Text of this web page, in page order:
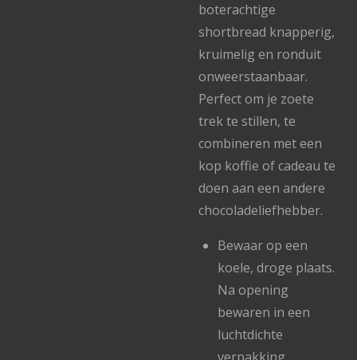
boterachtige
shortbread knapperig,
kruimelig en ronduit
onweerstaanbaar.
Perfect om je zoete
trek te stillen, te
combineren met een
kop koffie of cadeau te
doen aan een andere
chocoladeliefhebber.
Bewaar op een
koele, droge plaats.
Na opening
bewaren in een
luchtdichte